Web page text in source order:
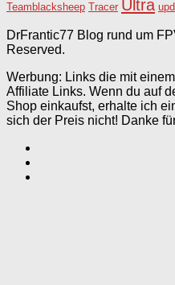
Teamblacksheep Tracer Ultra
DrFrantic77 Blog rund um
Reserved.
Werbung: Links die mit
Affiliate Links. Wenn du auf
Shop einkaufst, erhalte ich
sich der Preis nicht! Danke